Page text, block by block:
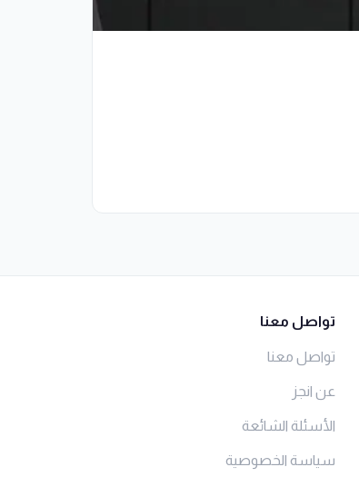
تواصل معنا
تواصل معنا
عن انجز
الأسئلة الشائعة
سياسة الخصوصية